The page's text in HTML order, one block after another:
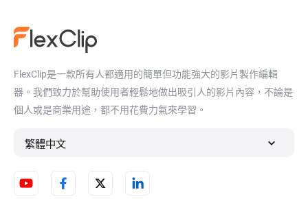
FlexClip是一款所有人都適用的簡單但功能強大的影片製作編輯
器。我們致力於幫助使用者輕鬆地做出吸引人的影片內容，不論是
個人或是商業用途，都不用花費力氣來學習。
繁體中文